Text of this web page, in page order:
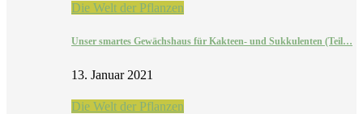
Die Welt der Pflanzen
Unser smartes Gewächshaus für Kakteen- und Sukkulenten (Teil…
13. Januar 2021
Die Welt der Pflanzen